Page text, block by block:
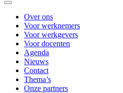
Over ons
Voor werknemers
Voor werkgevers
Voor docenten
Agenda
Nieuws
Contact
Thema’s
Onze partners